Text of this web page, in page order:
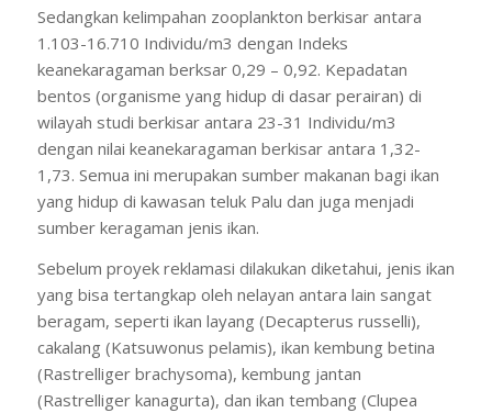
Sedangkan kelimpahan zooplankton berkisar antara
1.103-16.710 Individu/m3 dengan Indeks
keanekaragaman berksar 0,29 – 0,92. Kepadatan
bentos (organisme yang hidup di dasar perairan) di
wilayah studi berkisar antara 23-31 Individu/m3
dengan nilai keanekaragaman berkisar antara 1,32-
1,73. Semua ini merupakan sumber makanan bagi ikan
yang hidup di kawasan teluk Palu dan juga menjadi
sumber keragaman jenis ikan.
Sebelum proyek reklamasi dilakukan diketahui, jenis ikan
yang bisa tertangkap oleh nelayan antara lain sangat
beragam, seperti ikan layang (Decapterus russelli),
cakalang (Katsuwonus pelamis), ikan kembung betina
(Rastrelliger brachysoma), kembung jantan
(Rastrelliger kanagurta), dan ikan tembang (Clupea